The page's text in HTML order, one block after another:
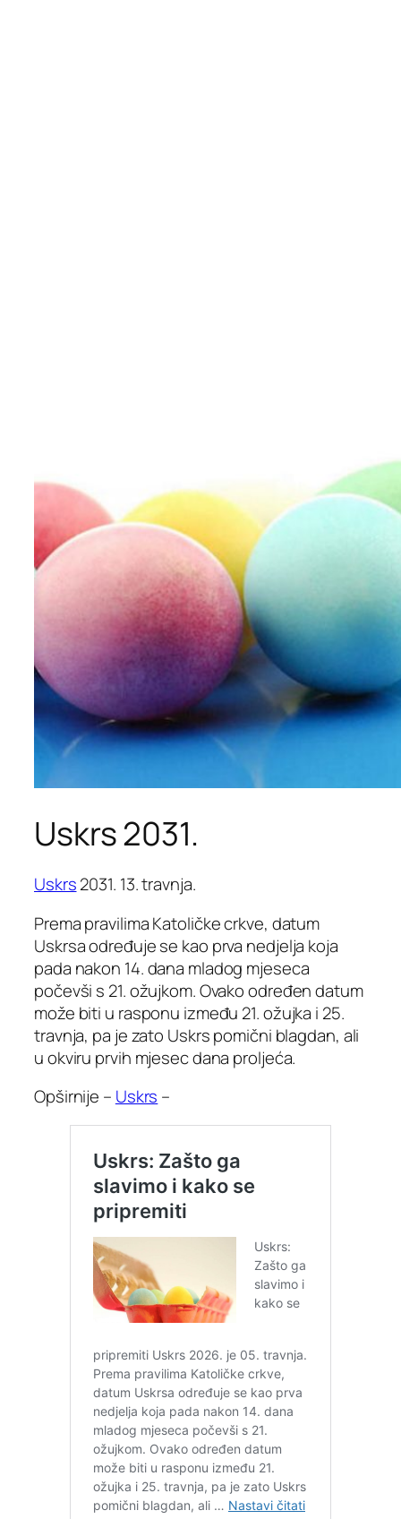
Uskrs 2031.
Uskrs2031. 13. travnja.
Prema pravilima Katoličke crkve, datum
Uskrsa određuje se kao prva nedjelja koja
pada nakon 14. dana mladog mjeseca
počevši s 21. ožujkom. Ovako određen datum
može biti u rasponu između 21. ožujka i 25.
travnja, pa je zato Uskrs pomični blagdan, ali
u okviru prvih mjesec dana proljeća.
Opširnije – Uskrs –